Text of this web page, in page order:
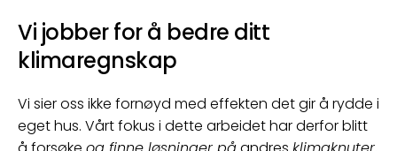
Vi jobber for å bedre ditt
klimaregnskap
Vi sier oss ikke fornøyd med effekten det gir å rydde i
eget hus. Vårt fokus i dette arbeidet har derfor blitt